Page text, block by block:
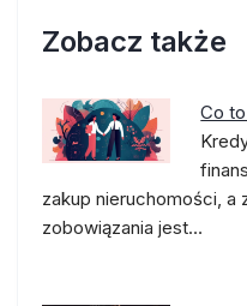
Zobacz także
Co
zakup nieruchomości, a
zobowiązania jest…